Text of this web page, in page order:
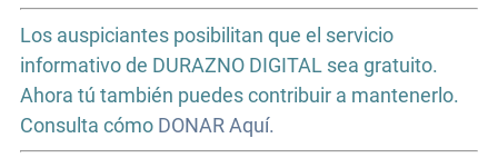
Los auspiciantes posibilitan que el servicio
informativo de DURAZNO DIGITAL sea gratuito.
Ahora tú también puedes contribuir a mantenerlo.
Consulta cómo DONAR Aquí.